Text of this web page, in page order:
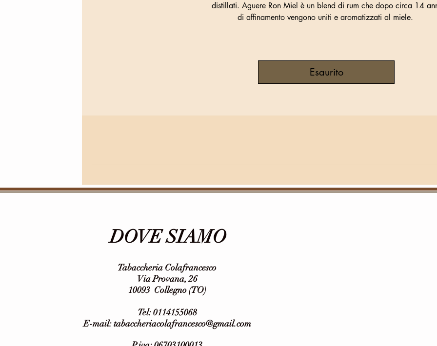
distillati. Aguere Ron Miel è un blend di rum che dopo circa 14
di affinamento vengono uniti e aromatizzati al miele.
Esaurito
DOVE SIAMO
Tabaccheria Colafrancesco
Via Provana, 26
10093 Collegno (TO)
Tel: 0114155068
E-mail:tabaccheriacolafrancesco@gmail.com